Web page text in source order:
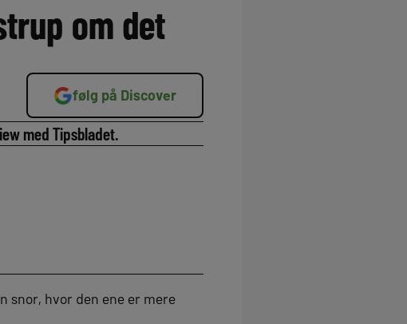
om det
følg på Discover
med Tipsbladet.
snor, hvor den ene er mere